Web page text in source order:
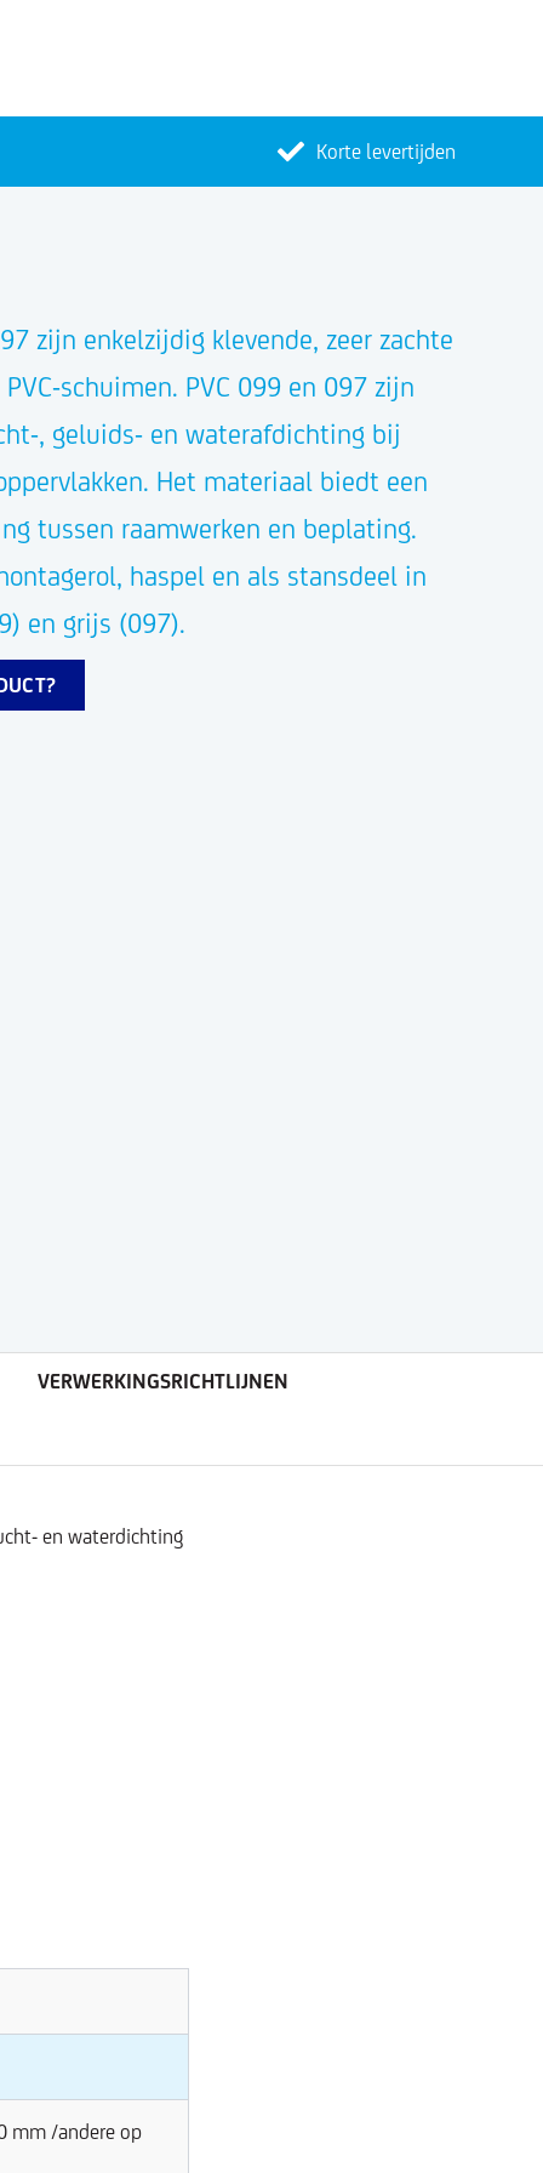
Korte levertijden
zijn enkelzijdig klevende, zeer zachte
schuimen. PVC 099 en 097 zijn
, geluids- en waterafdichting bij
Het materiaal biedt een
tussen raamwerken en beplating.
haspel en als stansdeel in
en grijs (097).
VERWERKINGSRICHTLIJNEN
en waterdichting
mm /andere op